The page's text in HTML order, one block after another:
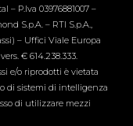
– P.Iva 03976881007 –
S.p.A. – RTI S.p.A.,
– Uffici Viale Europa
€ 614.238.333.
e/o riprodotti è vietata
di sistemi di intelligenza
di utilizzare mezzi